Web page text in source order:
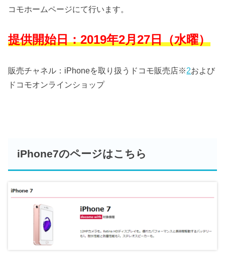
コモホームページにて行います。
提供開始日：2019年2月27日（水曜）
販売チャネル：iPhoneを取り扱うドコモ販売店※2および
ドコモオンラインショップ
iPhone7のページはこちら